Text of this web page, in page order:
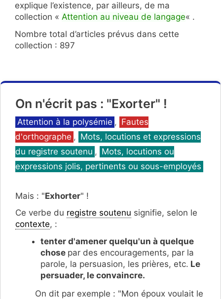
explique l’existence, par ailleurs, de ma
collection « Attention au niveau de langage« .
Nombre total d’articles prévus dans cette
collection : 897
On n'écrit pas : "Exorter" !
Catégories
Attention à la polysémie , Fautes
d'orthographe , Mots, locutions et expressions
du registre soutenu , Mots, locutions ou
expressions jolis, pertinents ou sous-employés
Mais : "Exhorter" !
Ce verbe du registre soutenu signifie, selon le
contexte, :
tenter d'amener quelqu'un à quelque
chose par des encouragements, par la
parole, la persuasion, les prières, etc. Le
persuader, le convaincre.
On dit par exemple : "Mon époux voulait le